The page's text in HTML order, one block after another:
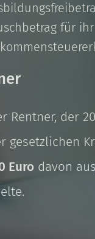
für
Rentner, der
gesetzlichen
Eurodavon